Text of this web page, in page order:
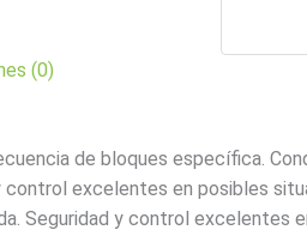
(0)
de bloques específica.
excelentes en posibles
Seguridad y control excelentes